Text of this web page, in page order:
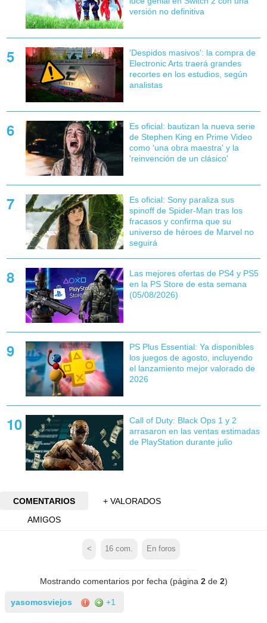
versión no definitiva
'Despidos masivos': la compra de
Electronic Arts traerá grandes
recortes en los estudios, según
analistas
Es oficial: bautizan la nueva serie
de Stephen King en Prime Video
como 'una obra maestra' y la
'reinvención de un clásico'
Es oficial: Sony paraliza sus
spinoff de Spider-Man tras los
fracasos y confirma que su
universo de héroes de Marvel no
seguirá
Las mejores ofertas de PS4 y PS5
en la PS Store de esta semana
(05/08/2026)
PS Plus Essential: Ya disponibles
los juegos de agosto, incluyendo
el lanzamiento mejor valorado de
2026
Call of Duty: Black Ops 1 y 2
arrasaron en las ventas estimadas
de PlayStation durante julio
COMENTARIOS
+ VALORADOS
AMIGOS
< 16 com. En foros
Mostrando comentarios por fecha (página 2de 2)
yasomosviejos +1